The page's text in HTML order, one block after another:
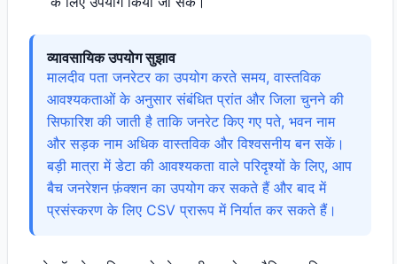
व्यावसायिक उपयोग सुझाव
मालदीव पता जनरेटर का उपयोग करते समय, वास्तविक
आवश्यकताओं के अनुसार संबंधित प्रांत और जिला चुनने की
सिफारिश की जाती है ताकि जनरेट किए गए पते, भवन नाम
और सड़क नाम अधिक वास्तविक और विश्वसनीय बन सकें।
बड़ी मात्रा में डेटा की आवश्यकता वाले परिदृश्यों के लिए, आप
बैच जनरेशन फ़ंक्शन का उपयोग कर सकते हैं और बाद में
प्रसंस्करण के लिए CSV प्रारूप में निर्यात कर सकते हैं।